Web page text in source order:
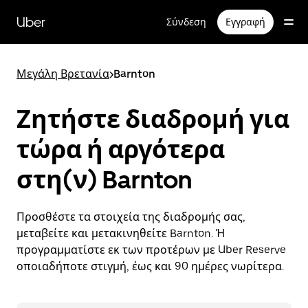
κύριο
περιεχόμενο
Uber Σύνδεση Εγγραφή
Μεγάλη Βρετανία>Barnton
Ζητήστε διαδρομή για
τώρα ή αργότερα
στη(ν) Barnton
Προσθέστε τα στοιχεία της διαδρομής σας,
μεταβείτε και μετακινηθείτε Barnton. Ή
προγραμματίστε εκ των προτέρων με Uber Reserve
οποιαδήποτε στιγμή, έως και 90 ημέρες νωρίτερα.